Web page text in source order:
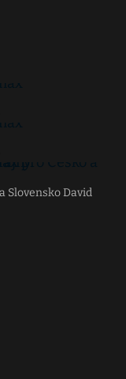
Slovensko David